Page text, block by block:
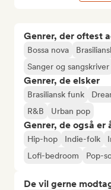
Genrer, der oftest
Bossa nova
Sanger og sangskriver
Genrer, de elsker
Brasiliansk funk
R&B
Urban pop
Genrer, de også er
Hip-hop Indie-folk
Lofi-bedroom
Pop-
De vil gerne